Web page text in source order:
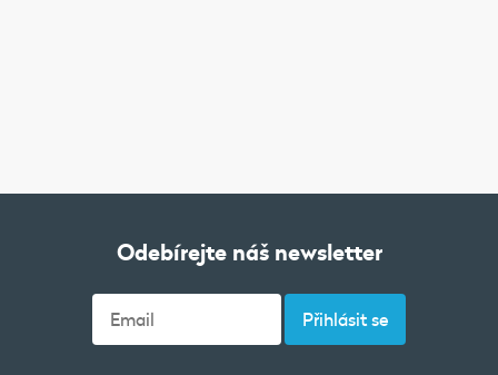
Odebírejte náš newsletter